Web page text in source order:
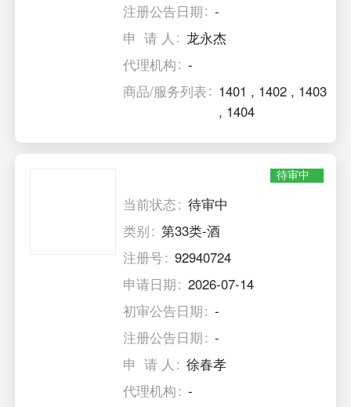
注册公告日期
-
申 请 人
龙永杰
代理机构
-
商品/服务列表
1401 , 1402 , 1403
, 1404
待审中
当前状态
待审中
类别
第33类-酒
注册号
92940724
申请日期
2026-07-14
初审公告日期
-
注册公告日期
-
申 请 人
徐春孝
代理机构
-